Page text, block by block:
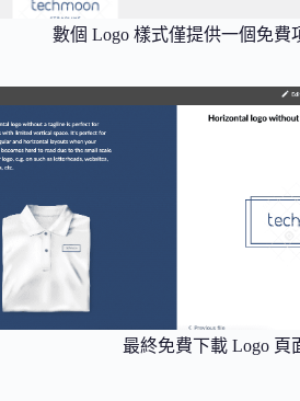
數個 Logo 樣式僅提供一個免費
最終免費下載 Logo 頁